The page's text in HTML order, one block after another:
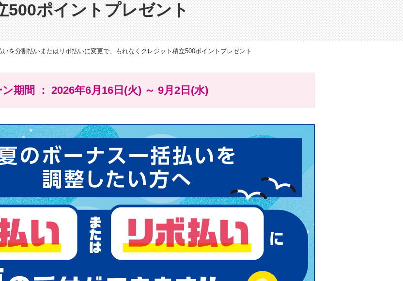
500ポイントプレゼント
いを分割払いまたはリボ払いに変更で、もれなくクレジット積立500ポイントプレゼント
期間 ： 2026年6月16日(火) ～ 9月2日(水)